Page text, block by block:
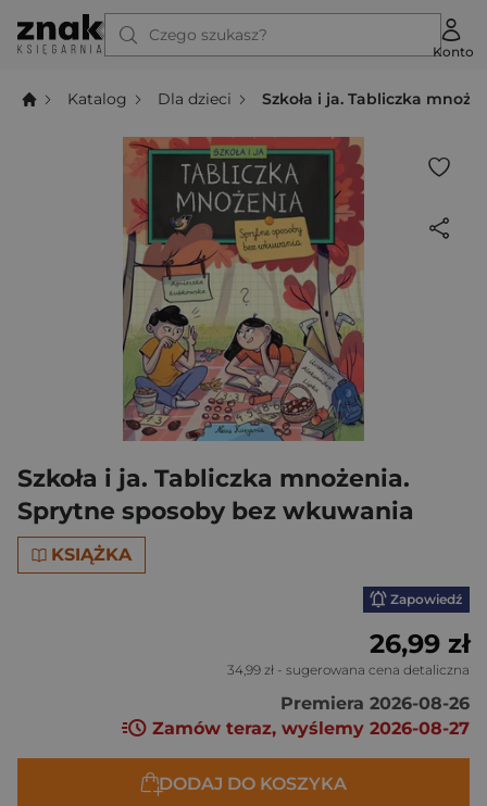
Czego szukasz?
Konto
Katalog Dla dzieci Szkoła i ja. Tabliczka
Szkoła i ja. Tabliczka mnożenia.
Sprytne sposoby bez wkuwania
KSIĄŻKA
Zapowiedź
26,99 zł
34,99 zł - sugerowana cena detaliczna
Premiera 2026-08-26
Zamów teraz, wyślemy 2026-08-27
DODAJ DO KOSZYKA